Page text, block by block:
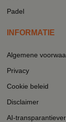
Padel
INFORMATIE
Algemene
Privacy
Cookie beleid
Disclaimer
AI-